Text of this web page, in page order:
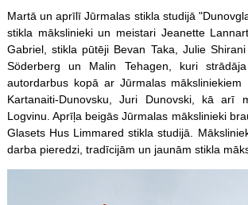
Martā un aprīlī Jūrmalas stikla studijā
stikla mākslinieki un meistari Jeanette
Gabriel, stikla pūtēji Bevan Taka, Julie
Söderberg un Malin Tehagen, kuri
autordarbus kopā ar Jūrmalas māksliniekiem
Kartanaiti-Dunovsku, Juri Dunovski, kā arī
Logvinu. Aprīļa beigās Jūrmalas mākslinieki
Glasets Hus Limmared stikla studijā.
darba pieredzi, tradīcijām un jaunām stikla